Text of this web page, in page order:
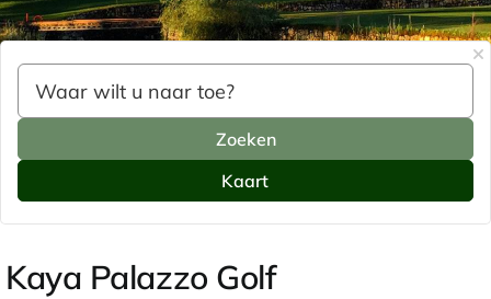
Zoeken
Kaart
Kaya Palazzo Golf